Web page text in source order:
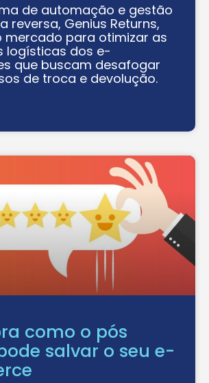
de automação e gestão
reversa, Genius Returns,
mercado para otimizar as
logísticas dos e-
que buscam desafogar
de troca e devolução.
como o pós
salvar o seu e-